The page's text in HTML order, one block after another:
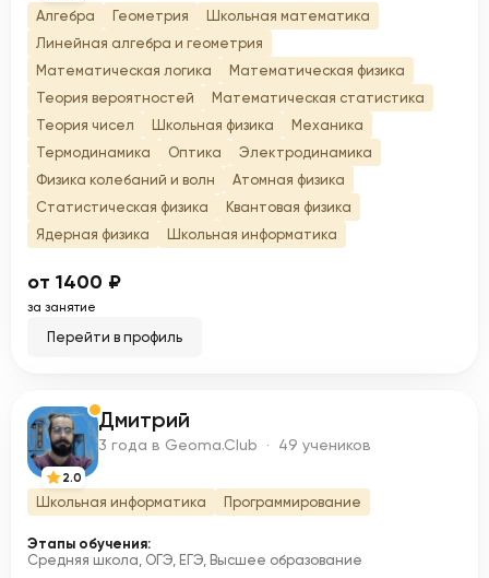
Алгебра Геометрия
Школьная математика
Линейная алгебра и геометрия
Математическая логика
Математическая физика
Теория вероятностей
Математическая статистика
Теория чисел
Школьная физика
Механика
Термодинамика
Оптика
Электродинамика
Физика колебаний и волн
Атомная физика
Статистическая физика
Квантовая физика
Ядерная физика
Школьная информатика
от 1400 ₽
за занятие
Перейти в профиль
Д
2.0
Дмитрий
3 года в Geoma.Club · 49 учеников
Школьная информатика Программирование
Этапы обучения:
Средняя школа, ОГЭ, ЕГЭ, Высшее образование